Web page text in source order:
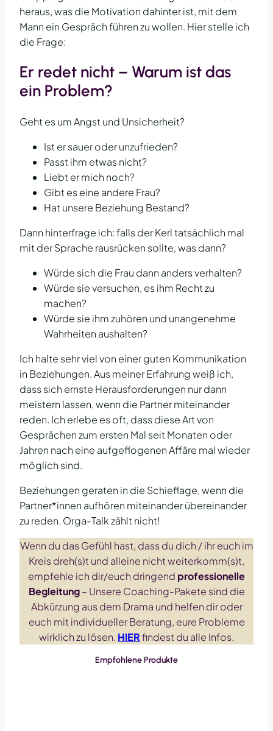
heraus, was die Motivation dahinter ist, mit dem
Mann ein Gespräch führen zu wollen. Hier stelle ich
die Frage:
Er redet nicht – Warum ist das
ein Problem?
Geht es um Angst und Unsicherheit?
Ist er sauer oder unzufrieden?
Passt ihm etwas nicht?
Liebt er mich noch?
Gibt es eine andere Frau?
Hat unsere Beziehung Bestand?
Dann hinterfrage ich: falls der Kerl tatsächlich mal
mit der Sprache rausrücken sollte, was dann?
Würde sich die Frau dann anders verhalten?
Würde sie versuchen, es ihm Recht zu
machen?
Würde sie ihm zuhören und unangenehme
Wahrheiten aushalten?
Ich halte sehr viel von einer guten Kommunikation
in Beziehungen. Aus meiner Erfahrung weiß ich,
dass sich ernste Herausforderungen nur dann
meistern lassen, wenn die Partner miteinander
reden. Ich erlebe es oft, dass diese Art von
Gesprächen zum ersten Mal seit Monaten oder
Jahren nach eine aufgeflogenen Affäre mal wieder
möglich sind.
Beziehungen geraten in die Schieflage, wenn die
Partner*innen aufhören miteinander übereinander
zu reden. Orga-Talk zählt nicht!
Wenn du das Gefühl hast, dass du dich / ihr euch im
Kreis dreh(s)t und alleine nicht weiterkomm(s)t,
empfehle ich dir/euch dringend professionelle
Begleitung– Unsere Coaching-Pakete sind die
Abkürzung aus dem Drama und helfen dir oder
euch mit individueller Beratung, eure Probleme
wirklich zu lösen. HIERfindest du alle Infos.
Empfohlene Produkte